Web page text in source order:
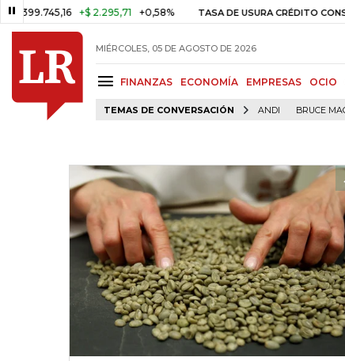
+$ 2.295,71 +0,58% TASA DE USURA CRÉDITO CONSUMO
MIÉRCOLES, 05 DE AGOSTO DE 2026
FINANZAS ECONOMÍA EMPRESAS OCIO
TEMAS DE CONVERSACIÓN ANDI BRUCE